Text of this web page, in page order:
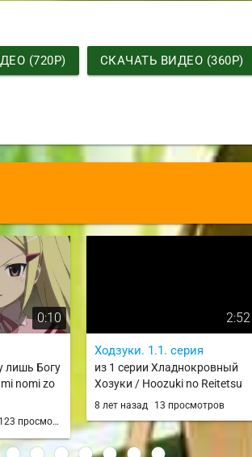
(720P) СКАЧАТЬ ВИДЕО (360P)
0:10
лишь Богу
nomi zo
123 просмотра
2:52
Ходзуки. 1.1. серия
из 1 серии Хладнокровный
Хозуки / Hoozuki no Reitetsu
8 лет назад 13 просмотров